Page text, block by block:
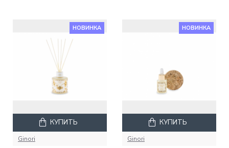
НОВИНКА
Ginori
КУПИТЬ
НОВИНКА
Ginori
КУПИТЬ